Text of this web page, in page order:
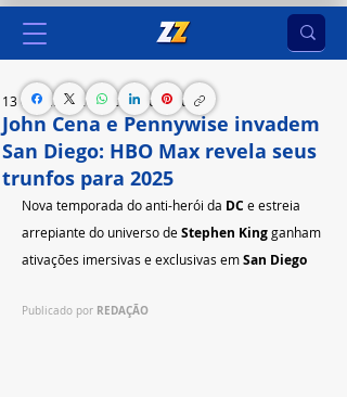
John Cena e Pennywise invadem
San Diego: HBO Max revela seus
trunfos para 2025
13 de jul. de 2025 2 min de leitura
Nova temporada do anti-herói da DC e estreia
arrepiante do universo de Stephen King ganham
ativações imersivas e exclusivas em San Diego
Publicado por REDAÇÃO